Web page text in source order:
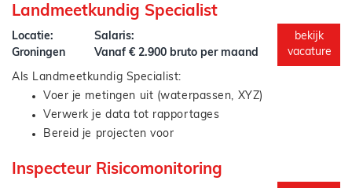
• Signaleren van knelpunten en kansen
• Aansturen en ondersteunen van projectteams
Je werkt gestructureerd, denkt vooruit en zorgt dat
projecten efficiënt worden uitgevoerd.
Landmeetkundig Specialist
Locatie:
Groningen
Salaris:
Vanaf € 2.900 bruto per maand
bekijk
vacature
Als Landmeetkundig Specialist:
Voer je metingen uit (waterpassen, XYZ)
Verwerk je data tot rapportages
Bereid je projecten voor
Stem je af met collega’s en opdrachtgevers
Inspecteur Risicomonitoring